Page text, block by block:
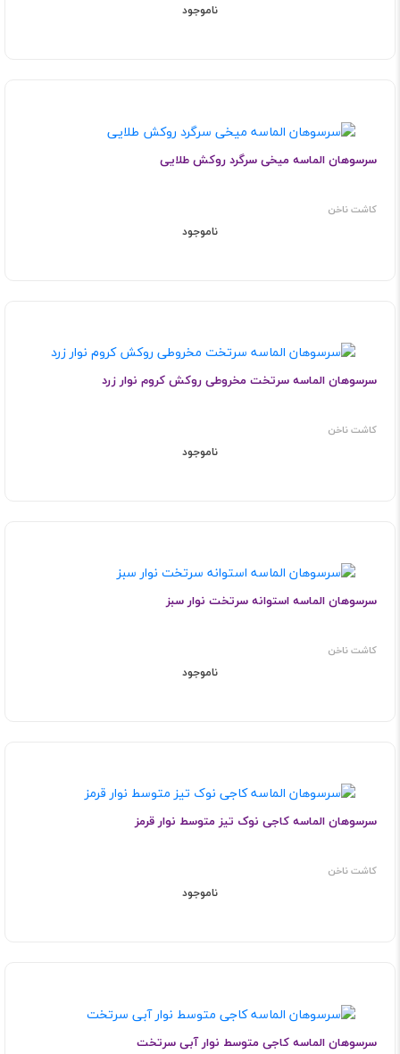
ناموجود
سرسوهان الماسه میخی سرگرد روکش طلایی
کاشت ناخن
ناموجود
سرسوهان الماسه سرتخت مخروطی روکش کروم نوار زرد
کاشت ناخن
ناموجود
سرسوهان الماسه استوانه سرتخت نوار سبز
کاشت ناخن
ناموجود
سرسوهان الماسه کاجی نوک تیز متوسط نوار قرمز
کاشت ناخن
ناموجود
سرسوهان الماسه کاجی متوسط نوار آبی سرتخت